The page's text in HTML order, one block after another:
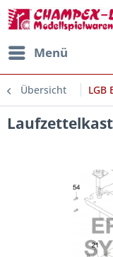
Menü
Übersicht LGB